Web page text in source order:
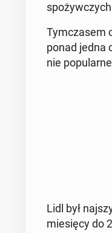
Tym­cza­sem
ponad jedna
nie
Lidl był
mie­się­cy do